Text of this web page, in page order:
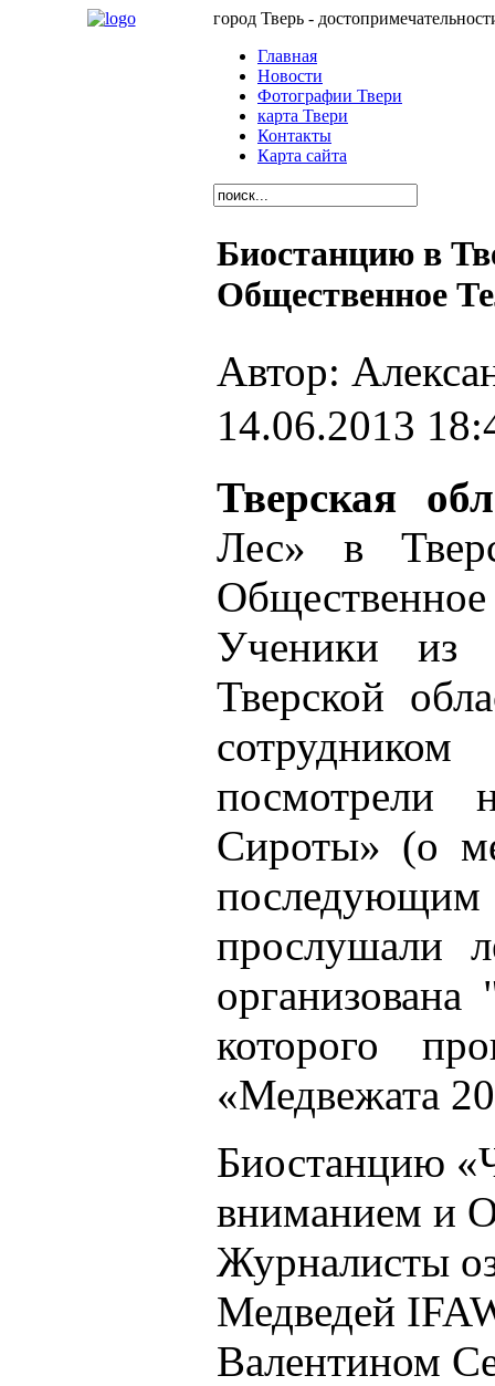
город Тверь -
Главная
Новости
Фотографии Твери
карта Твери
Контакты
Карта сайта
Биостанцию в
Общественное
Автор:
14.06.2013
Тверская
Лес» в
Общественное
Ученики из
Тверской
посмотрели
Сироты» (о
прослушали
которого
«Медвежата
Биостанцию
вниманием и
Журналисты
Медведей
Валентином